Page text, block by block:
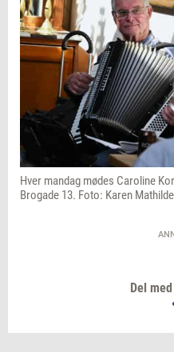
Hver mandag mødes Caroline
Brogade 13. Foto: Karen
Del